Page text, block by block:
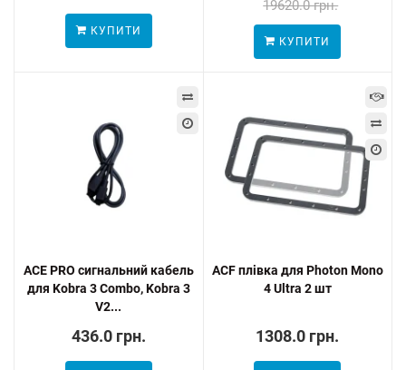
КУПИТИ
19620.0 грн.
КУПИТИ
ACE PRO сигнальний кабель
для Kobra 3 Combo, Kobra 3
V2...
436.0 грн.
ACF плівка для Photon Mono
4 Ultra 2 шт
1308.0 грн.